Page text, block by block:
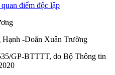
điểm độc lập
-Doãn Xuân Trường
GP-BTTTT, do Bộ Thông tin